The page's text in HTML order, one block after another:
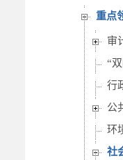
重点
审
“
行
公
环
社